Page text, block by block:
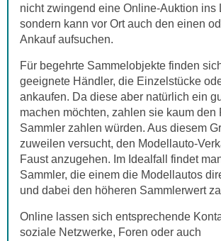
nicht zwingend eine Online-Auktion ins
sondern kann vor Ort auch den einen
Ankauf aufsuchen.
Für begehrte Sammelobjekte finden
geeignete Händler, die Einzelstücke
ankaufen. Da diese aber natürlich ein
machen möchten, zahlen sie kaum den
Sammler zahlen würden. Aus diesem
zuweilen versucht, den Modellauto-
Faust anzugehen. Im Idealfall findet
Sammler, die einem die Modellautos
und dabei den höheren Sammlerwert
Online lassen sich entsprechende
soziale Netzwerke, Foren oder auch